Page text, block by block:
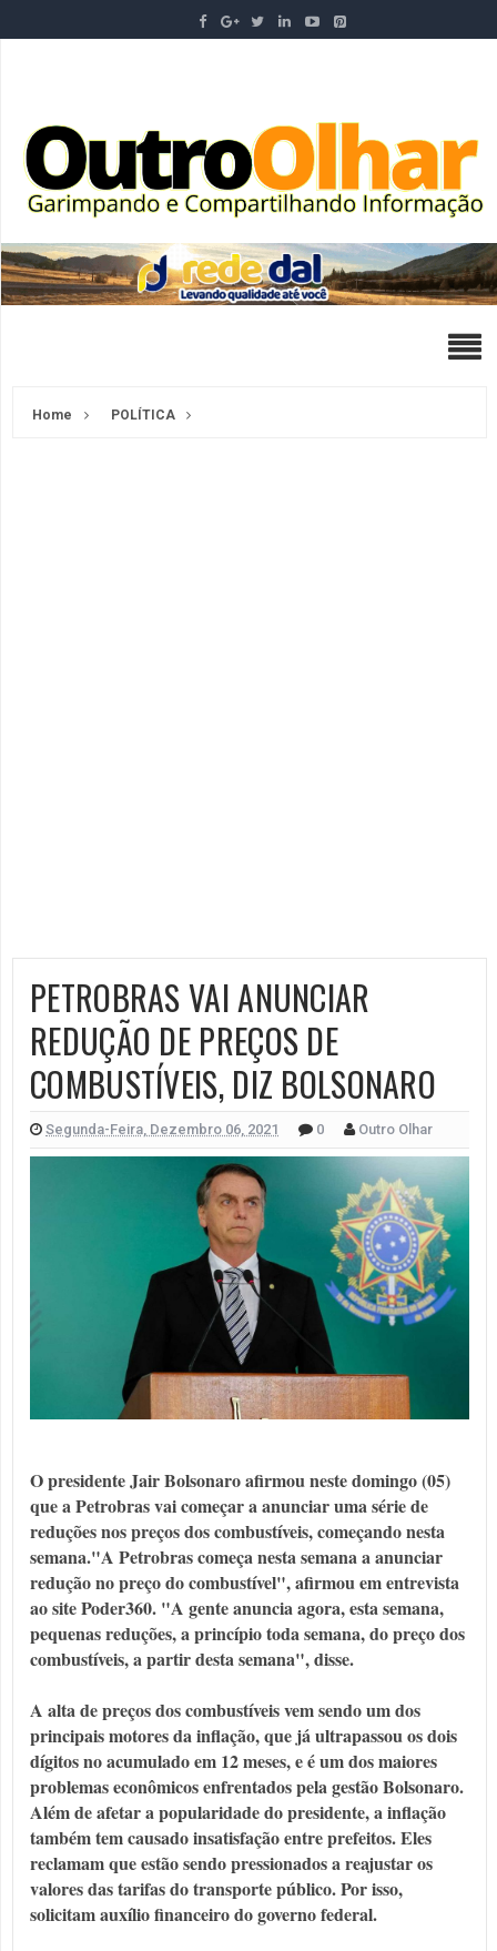
Home POLÍTICA
PETROBRAS VAI ANUNCIAR
REDUÇÃO DE PREÇOS DE
COMBUSTÍVEIS, DIZ BOLSONARO
Segunda-Feira, Dezembro 06, 2021 0 Outro Olhar
O presidente Jair Bolsonaro afirmou neste domingo (05)
que a Petrobras vai começar a anunciar uma série de
reduções nos preços dos combustíveis, começando nesta
semana."A Petrobras começa nesta semana a anunciar
redução no preço do combustível", afirmou em entrevista
ao site Poder360. "A gente anuncia agora, esta semana,
pequenas reduções, a princípio toda semana, do preço dos
combustíveis, a partir desta semana", disse.
A alta de preços dos combustíveis vem sendo um dos
principais motores da inflação, que já ultrapassou os dois
dígitos no acumulado em 12 meses, e é um dos maiores
problemas econômicos enfrentados pela gestão Bolsonaro.
Além de afetar a popularidade do presidente, a inflação
também tem causado insatisfação entre prefeitos. Eles
reclamam que estão sendo pressionados a reajustar os
valores das tarifas do transporte público. Por isso,
solicitam auxílio financeiro do governo federal.